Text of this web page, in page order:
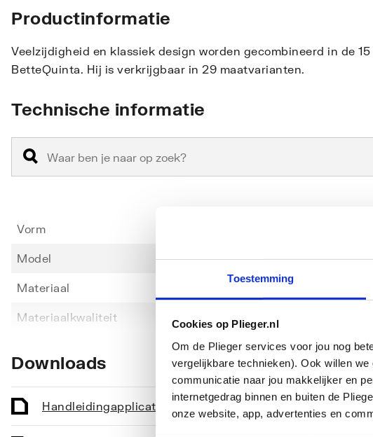
Toestemming
Cookies op Plieger.nl
Om de Plieger services voor jou nog
vergelijkbare technieken). Ook willen
communicatie naar jou makkelijker en
internetgedrag binnen en buiten de
onze website, app, advertenties en
Productinformatie
Veelzijdigheid en klassiek design worden gecombineerd in de
BetteQuinta. Hij is verkrijgbaar in 29 maatvarianten.
Technische informatie
Vorm
Model Universeel
Materiaal Staal
Materiaalkwaliteit Overig
800
750
Hoogte 150
Downloads
Handleidingapplication/pdf 140 KB